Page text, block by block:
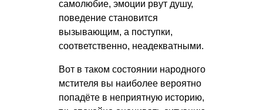
самолюбие, эмоции рвут душу,
поведение становится
вызывающим, а поступки,
соответственно, неадекватными.
Вот в таком состоянии народного
мстителя вы наиболее вероятно
попадёте в неприятную историю,